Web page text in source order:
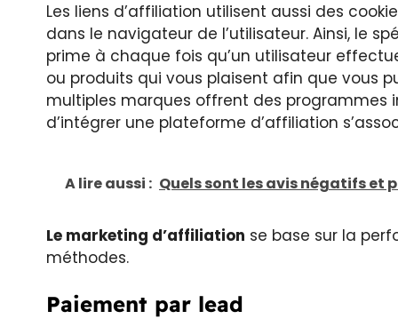
Les liens d’affiliation utilisent aussi des
dans le navigateur de l’utilisateur. Ainsi, le
prime à chaque fois qu’un utilisateur
ou produits qui vous plaisent afin que vous
multiples marques offrent des programmes
d’intégrer une plateforme d’affiliation
A lire aussi : Quels sont les avis négatifs et
Le marketing d’affiliation se base sur la
méthodes.
Paiement par lead